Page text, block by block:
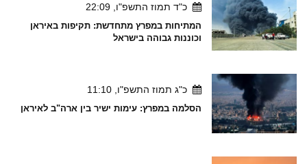
כ"ד תמוז התשפ"ו, 22:09
המתיחות במפרץ מתחדשת: תקיפות באיראן
וכוננות גבוהה בישראל
כ"ג תמוז התשפ"ו, 11:10
הסלמה במפרץ: עימות ישיר בין ארה"ב לאיראן